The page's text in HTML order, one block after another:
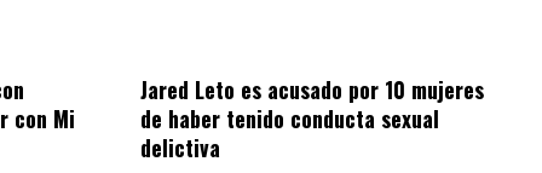
con Mi
Jared Leto es acusado por 10 mujeres
de haber tenido conducta sexual
delictiva